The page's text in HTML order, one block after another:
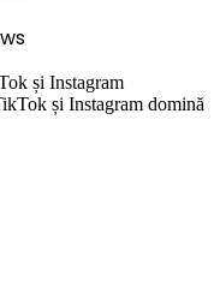
și Instagram
și Instagram domină